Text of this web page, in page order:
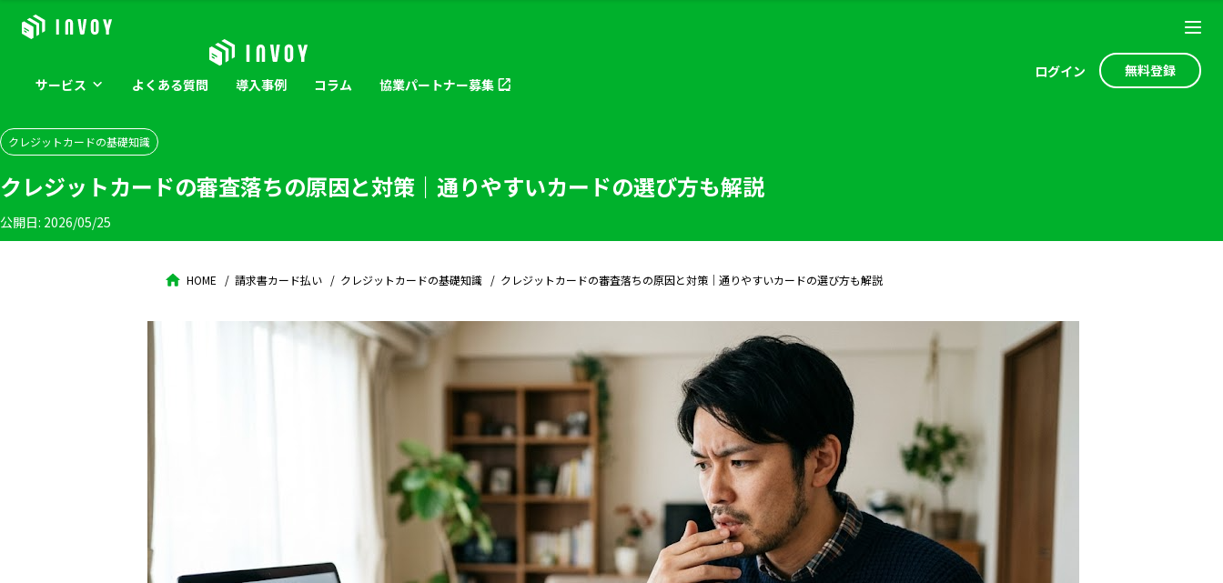
サービス よくある質問 導入事例 コラム 協業パートナー募集
ログイン 無料登録
クレジットカードの基礎知識
クレジットカードの審査落ちの原因と対策｜通りやすいカードの選び方も解説
公開日: 2026/05/25
HOME 請求書カード払い クレジットカードの基礎知識 クレジットカードの審査落ちの原因と対策｜通りやすいカードの選び方も解説